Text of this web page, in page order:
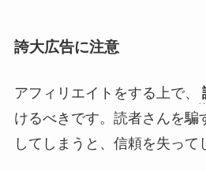
誇大広告に注意
アフィリエイトをする上で、
けるべきです。読者さんを騙
してしまうと、信頼を失って